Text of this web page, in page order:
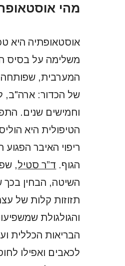
מהי
אוסטאופתיה היא
משלימה על בסיס
המערבית, שפותחה
של הכדור: ארה"ב,
וחמישים שנים.
הטיפולית היא
ריפוי האיבר הפגוע
הגוף. ד”ר סטיל,
השיטה, הבחין בכך
תזוזות קלות של
והגולגולת
הבריאות הכללית
לכאבים ואפילו